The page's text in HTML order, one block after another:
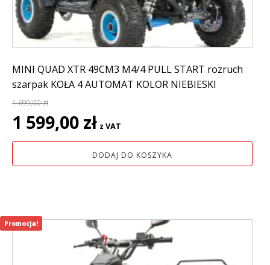
MINI QUAD XTR 49CM3 M4/4 PULL START rozruch
szarpak KOŁA 4 AUTOMAT KOLOR NIEBIESKI
1 699,00zł
Pierwotna
cena
wynosiła:
1 599,00 zł cena
wynosi:
1
z VAT
DODAJ DO KOSZYKA
Promocja!